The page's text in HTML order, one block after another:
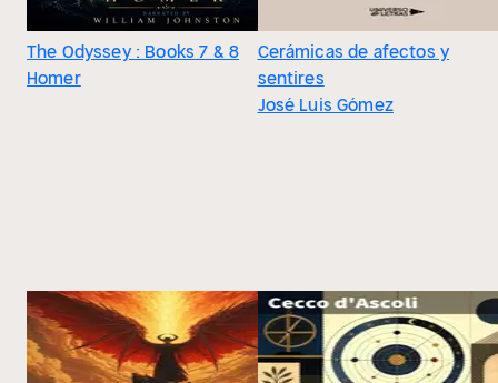
The Odyssey : Books 7 & 8
Homer
Cerámicas de afectos y
sentires
José Luis Gómez